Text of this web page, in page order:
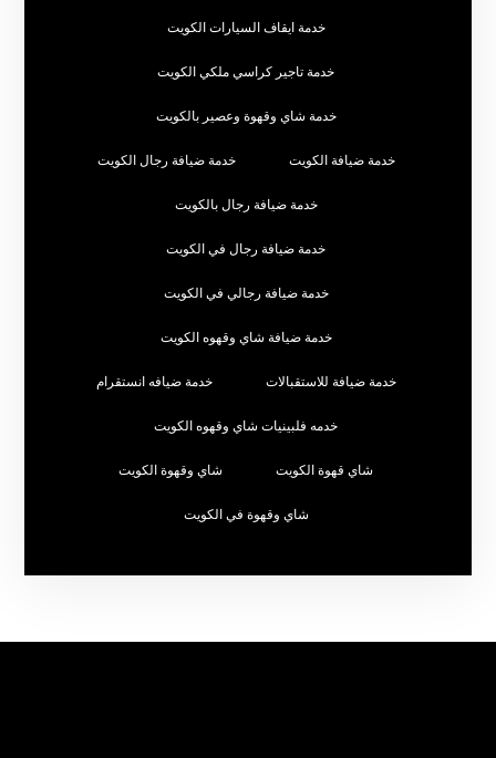
خدمة ايقاف السيارات الكويت
خدمة تاجير كراسي ملكي الكويت
خدمة شاي وقهوة وعصير بالكويت
خدمة ضيافة الكويت خدمة ضيافة رجال الكويت
خدمة ضيافة رجال بالكويت
خدمة ضيافة رجال في الكويت
خدمة ضيافة رجالي في الكويت
خدمة ضيافة شاي وقهوه الكويت
خدمة ضيافة للاستقبالات خدمة ضيافه انستقرام
خدمه فلبينيات شاي وقهوه الكويت
شاي قهوة الكويت شاي وقهوة الكويت
شاي وقهوة في الكويت